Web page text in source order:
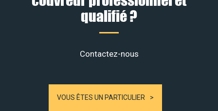
qualifié ?
Contactez-nous
VOUS ÊTES UN PARTICULIER